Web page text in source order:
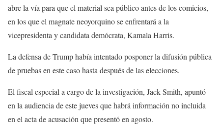
abre la vía para que el material sea público antes de los comicios,
en los que el magnate neoyorquino se enfrentará a la
vicepresidenta y candidata demócrata, Kamala Harris.
La defensa de Trump había intentado posponer la difusión pública
de pruebas en este caso hasta después de las elecciones.
El fiscal especial a cargo de la investigación, Jack Smith, apuntó
en la audiencia de este jueves que habrá información no incluida
en el acta de acusación que presentó en agosto.